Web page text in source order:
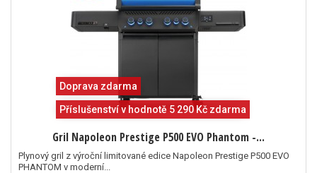
Doprava zdarma
Příslušenství v hodnotě 5 290 Kč zdarma
Gril Napoleon Prestige P500 EVO Phantom -...
Plynový gril z výroční limitované edice Napoleon Prestige P500 EVO
PHANTOM v moderní...